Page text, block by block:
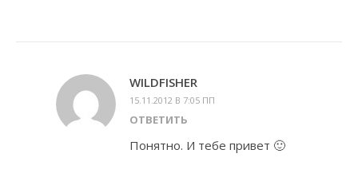
WILDFISHER
15.11.2012 В 7:05 ПП
ОТВЕТИТЬ
Понятно. И тебе привет 🙂